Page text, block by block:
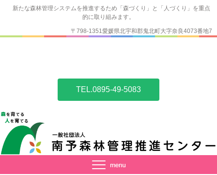
新たな森林管理システムを推進するため「森づくり」と「人づくり」を重点
的に取り組みます。
TEL.0895-49-5083
〒798-1351愛媛県北宇和郡鬼北町大字奈良4073番地7